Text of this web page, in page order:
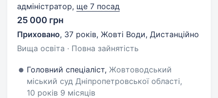
адміністратор, ще 7 посад
25 000 грн
Приховано, 37 років, Жовті Води, Дистанційно
Вища освіта · Повна зайнятість
Головний спеціаліст, Жовтоводський
міський суд Дніпропетровської області,
10 років 9 місяців